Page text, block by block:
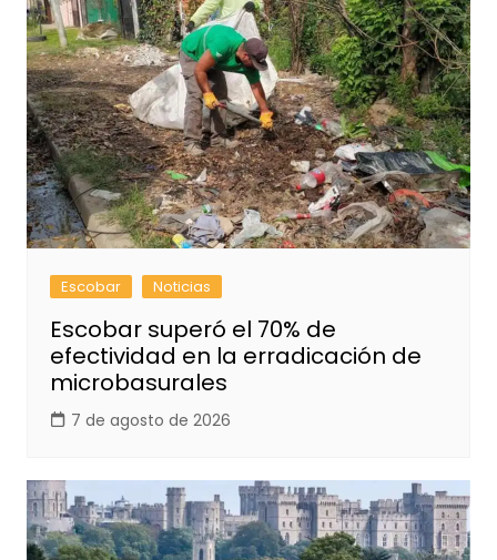
Escobar Noticias
Escobar superó el 70% de
efectividad en la erradicación de
microbasurales
7 de agosto de 2026